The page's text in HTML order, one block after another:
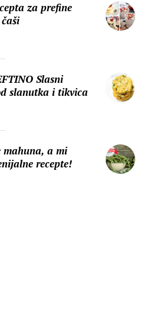
za prefine
Slasni
slanutka i tikvica
mahuna, a mi
recepte!